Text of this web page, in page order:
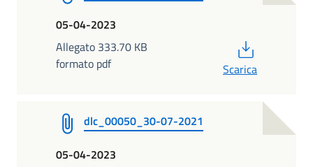
05-04-2023
Allegato 333.70 KB
formato pdf
Scarica
dlc_00050_30-07-2021
05-04-2023